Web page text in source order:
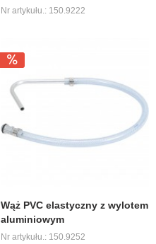
Nr artykułu.: 150.9222
Wąż PVC elastyczny z wylotem
aluminiowym
Nr artykułu.: 150.9252